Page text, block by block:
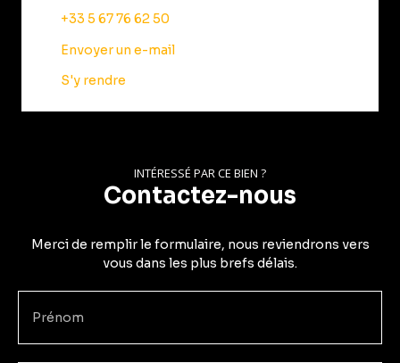
+33 5 67 76 62 50
Envoyer un e-mail
S'y rendre
INTÉRESSÉ PAR CE BIEN ?
Contactez-nous
Merci de remplir le formulaire, nous reviendrons vers
vous dans les plus brefs délais.
Prénom